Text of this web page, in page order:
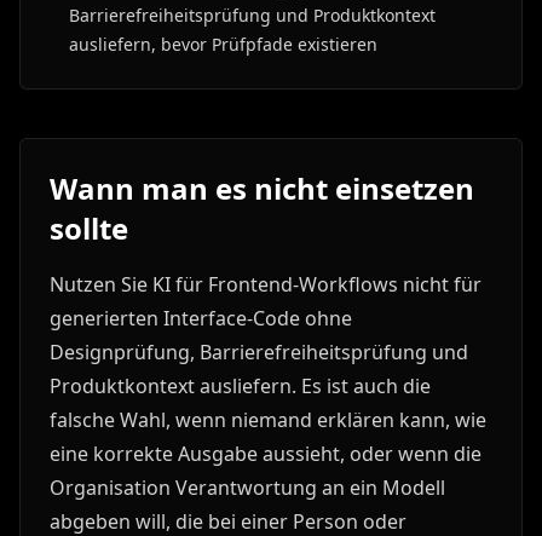
Barrierefreiheitsprüfung und Produktkontext
ausliefern, bevor Prüfpfade existieren
Wann man es nicht einsetzen
sollte
Nutzen Sie KI für Frontend-Workflows nicht für
generierten Interface-Code ohne
Designprüfung, Barrierefreiheitsprüfung und
Produktkontext ausliefern. Es ist auch die
falsche Wahl, wenn niemand erklären kann, wie
eine korrekte Ausgabe aussieht, oder wenn die
Organisation Verantwortung an ein Modell
abgeben will, die bei einer Person oder